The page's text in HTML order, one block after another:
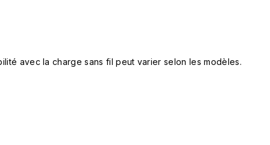
avec la charge sans fil peut varier selon les modèles.